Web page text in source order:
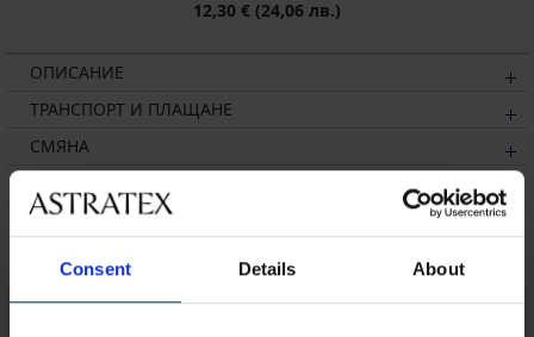
Consent Details About
12,30 € (24,06 лв.)
ОПИСАНИЕ
ТРАНСПОРТ И ПЛАЩАНЕ
СМЯНА
Може да ви хареса